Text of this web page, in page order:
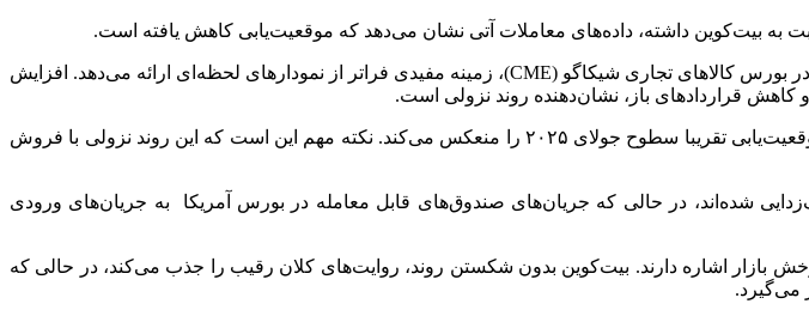
به بیت‌کوین داشته، داده‌های معاملات آتی نشان می‌دهد که موقعیت‌یابی کاهش یافته است.
بردلی پارک، بنیانگذار شرکت «دی‌ان‌تی‌وی ریسرچ» (DNTV Research) گفت: قراردادهای باز آتی اتریوم در بورس کالاهای تجاری شیکاگو (CME)، زمینه مفیدی فراتر از نمودارهای لحظه‌ای ارائه می‌دهد. افزایش
قراردادهای باز، نشان‌دهنده روند نزولی است.
وی افزود: عقب‌نشینی اخیر کمتر شبیه شکست ساختاری و بیشتر شبیه از دست دادن شتاب است و موقعیت‌یابی تقریبا سطوح جولای ۲۰۲۵ را منعکس می‌کند. نکته مهم این است که این روند نزولی با فروش
شده‌اند، در حالی که جریان‌های صندوق‌های قابل معامله در بورس آمریکا به جریان‌های ورودی
اشاره دارند. بیت‌کوین بدون شکستن روند، روایت‌های کلان رقیب را جذب می‌کند، در حالی که
می‌گیرد.